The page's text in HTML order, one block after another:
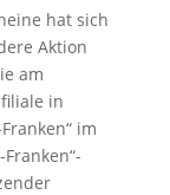
hat sich
Aktion
am
in
im